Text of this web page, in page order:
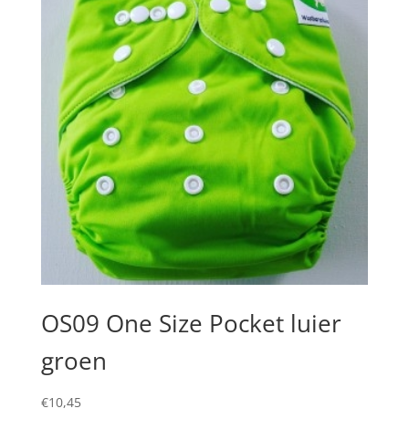
OS09 One Size Pocket luier
groen
€10,45